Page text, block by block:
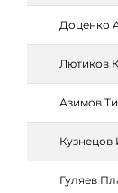
Доценко
Лютиков
Азимов
Кузнецов
Гуляев